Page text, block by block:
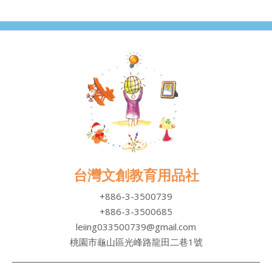
台灣文創教育用品社
+886-3-3500739
+886-3-3500685
leiing033500739@gmail.com
桃園市龜山區光峰路龍田二巷1號